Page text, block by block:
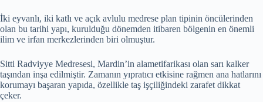
İki eyvanlı, iki katlı ve açık avlulu medrese plan tipinin öncülerinden
olan bu tarihi yapı, kurulduğu dönemden itibaren bölgenin en önemli
ilim ve irfan merkezlerinden biri olmuştur.
Sitti Radviyye Medresesi, Mardin’in alametifarikası olan sarı kalker
taşından inşa edilmiştir. Zamanın yıpratıcı etkisine rağmen ana hatlarını
korumayı başaran yapıda, özellikle taş işçiliğindeki zarafet dikkat
çeker.